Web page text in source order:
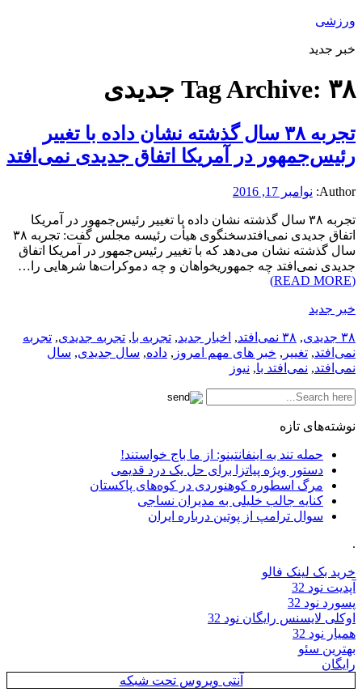
ورزشی
خبر جدید
Tag Archive: ۳۸ جدیدی
تجربه ۳۸ سال گذشته نشان داده با تغییر
رئیس‌جمهور در آمریکا اتفاق جدیدی نمی‌افتد
Author: نوامبر 17, 2016
تجربه ۳۸ سال گذشته نشان داده با تغییر رئیس‌جمهور در آمریکا
اتفاق جدیدی نمی‌افتدسخنگوی هیأت رئیسه مجلس گفت: تجربه ۳۸
سال گذشته نشان می‌دهد که با تغییر رئیس‌جمهور در آمریکا اتفاق
جدیدی نمی‌افتد چه جمهوریخواهان و چه دموکرات‌ها شرهایی را…
(READ MORE)
خبر جدید
۳۸ جدیدی , ۳۸ نمی‌افتد , اخبار جدید, تجربه با, تجربه جدیدی, تجربه
نمی‌افتد, تغییر , خبر های مهم امروز , داده, سال جدیدی, سال
نمی‌افتد, نمی‌افتد با, نیوز
نوشته‌های تازه
حمله تند به اینفانتینو: از ما باج خواستند!
دستور ویژه پیاتزا برای حل یک درد قدیمی
مرگ اسطوره کوهنوردی در کوه‌های پاکستان
کنایه جالب خلیلی به مدیران نساجی
سوال ترامپ از پوتین درباره ایران
.
خرید بک لینک فالو
آپدیت نود 32
پسورد نود 32
اوکلی لایسنس رایگان نود 32
همیار نود 32
بهترین سئو
رایگان
آنتی ویروس تحت شبکه